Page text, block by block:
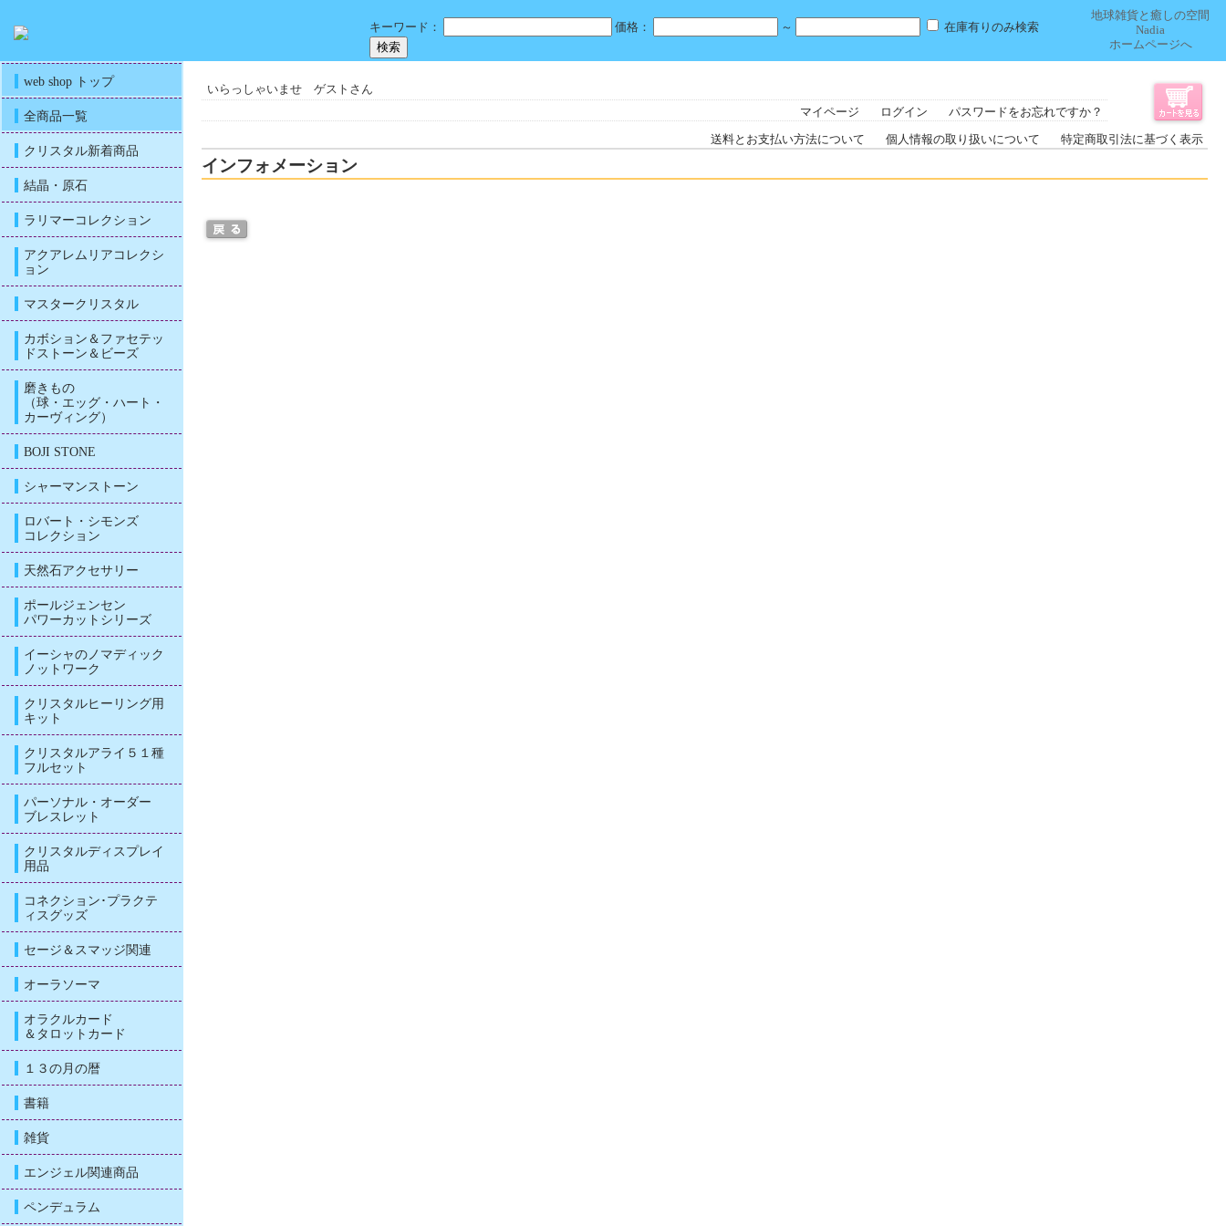
キーワード： 価格： ～ 在庫有りのみ検索
地球雑貨と癒しの空間
Nadia
ホームページへ
web shop トップ
全商品一覧
クリスタル新着商品
結晶・原石
ラリマーコレクション
アクアレムリアコレクシ
ョン
マスタークリスタル
カボション＆ファセテッ
ドストーン＆ビーズ
磨きもの
（球・エッグ・ハート・
カーヴィング）
BOJI STONE
シャーマンストーン
ロバート・シモンズ
コレクション
天然石アクセサリー
ポールジェンセン
パワーカットシリーズ
イーシャのノマディック
ノットワーク
クリスタルヒーリング用
キット
クリスタルアライ５１種
フルセット
パーソナル・オーダー
ブレスレット
クリスタルディスプレイ
用品
コネクション･プラクテ
ィスグッズ
セージ＆スマッジ関連
オーラソーマ
オラクルカード
＆タロットカード
１３の月の暦
書籍
雑貨
エンジェル関連商品
ペンデュラム
いらっしゃいませ ゲストさん
マイページ
ログイン パスワードをお忘れですか？
送料とお支払い方法について 個人情報の取り扱いについて 特定商取引法に基づく表示
インフォメーション